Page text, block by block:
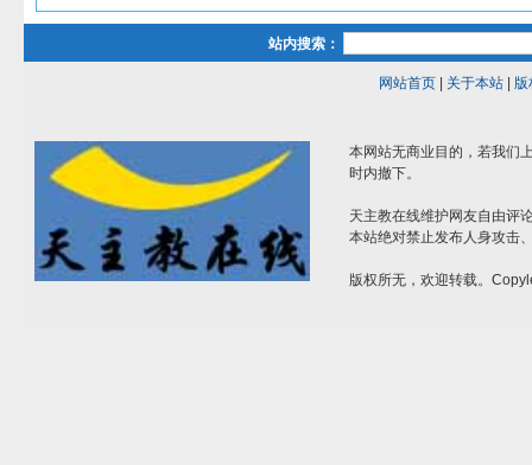
站内搜索：
网站首页| 关于本站| 版
本网站无商业目的，若我们
时内撤下。
天主教在线维护网友自由评
本站绝对禁止发布人身攻击
版权所无，欢迎转载。